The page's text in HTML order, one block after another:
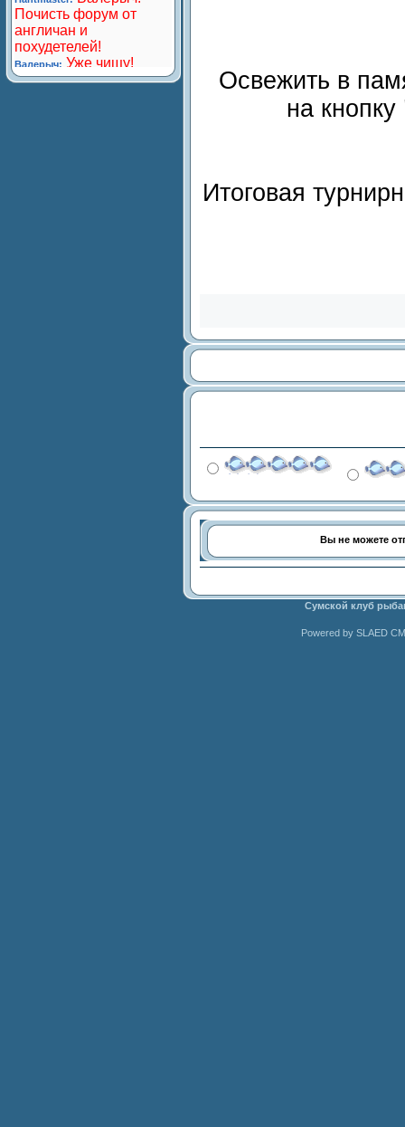
Освежить в
на кнопку
Итоговая
Вы не можете
Сумской клуб
Powered by SLAED